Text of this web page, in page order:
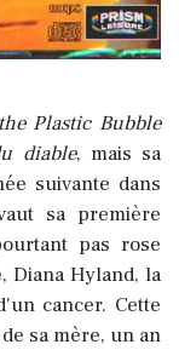
Plastic Bubble
diable, mais sa
suivante dans
sa première
pas rose
Diana Hyland, la
cancer. Cette
sa mère, un an